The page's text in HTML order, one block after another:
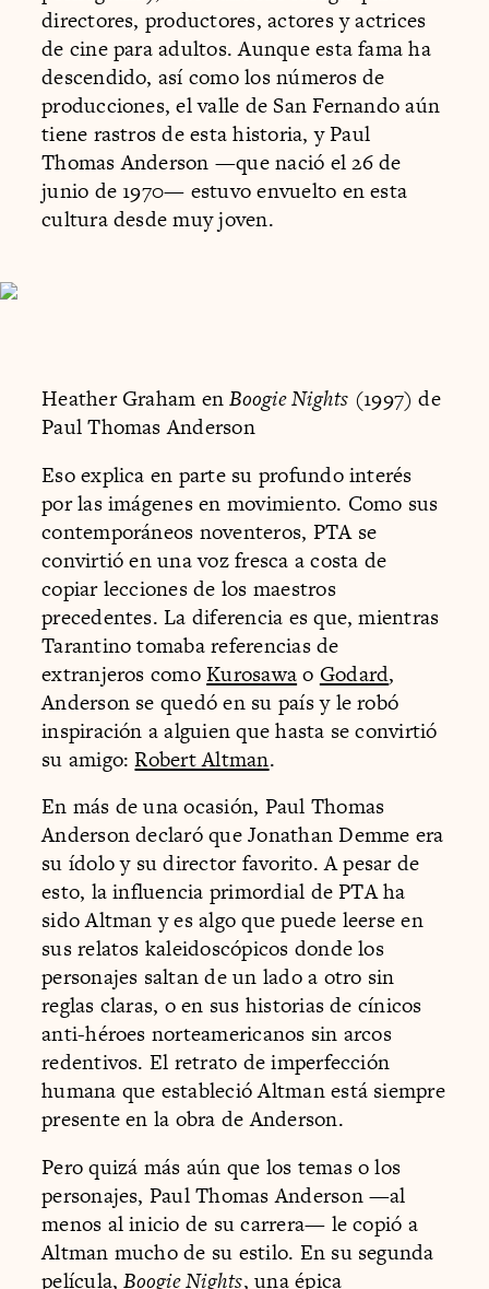
directores, productores, actores y actrices
de cine para adultos. Aunque esta fama ha
descendido, así como los números de
producciones, el valle de San Fernando aún
tiene rastros de esta historia, y Paul
Thomas Anderson —que nació el 26 de
junio de 1970— estuvo envuelto en esta
cultura desde muy joven.
Heather Graham enBoogie Nights (1997) de
Paul Thomas Anderson
Eso explica en parte su profundo interés
por las imágenes en movimiento. Como sus
contemporáneos noventeros, PTA se
convirtió en una voz fresca a costa de
copiar lecciones de los maestros
precedentes. La diferencia es que, mientras
Tarantino tomaba referencias de
extranjeros comoKurosawao Godard,
Anderson se quedó en su país y le robó
inspiración a alguien que hasta se convirtió
su amigo:Robert Altman.
En más de una ocasión, Paul Thomas
Anderson declaró que Jonathan Demme era
su ídolo y su director favorito. A pesar de
esto, la influencia primordial de PTA ha
sido Altman y es algo que puede leerse en
sus relatos kaleidoscópicos donde los
personajes saltan de un lado a otro sin
reglas claras, o en sus historias de cínicos
anti-héroes norteamericanos sin arcos
redentivos. El retrato de imperfección
humana que estableció Altman está siempre
presente en la obra de Anderson.
Pero quizá más aún que los temas o los
personajes, Paul Thomas Anderson —al
menos al inicio de su carrera— le copió a
Altman mucho de su estilo. En su segunda
película,Boogie Nights, una épica